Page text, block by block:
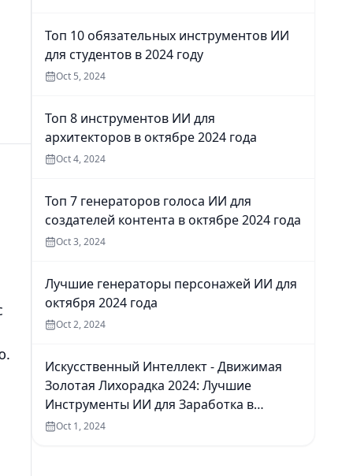
Топ 10 обязательных инструментов ИИ
для студентов в 2024 году
Oct 5, 2024
Топ 8 инструментов ИИ для
архитекторов в октябре 2024 года
Oct 4, 2024
Топ 7 генераторов голоса ИИ для
создателей контента в октябре 2024 года
Oct 3, 2024
Лучшие генераторы персонажей ИИ для
октября 2024 года
Oct 2, 2024
Искусственный Интеллект - Движимая
Золотая Лихорадка 2024: Лучшие
Инструменты ИИ для Заработка в
Интернете
Oct 1, 2024